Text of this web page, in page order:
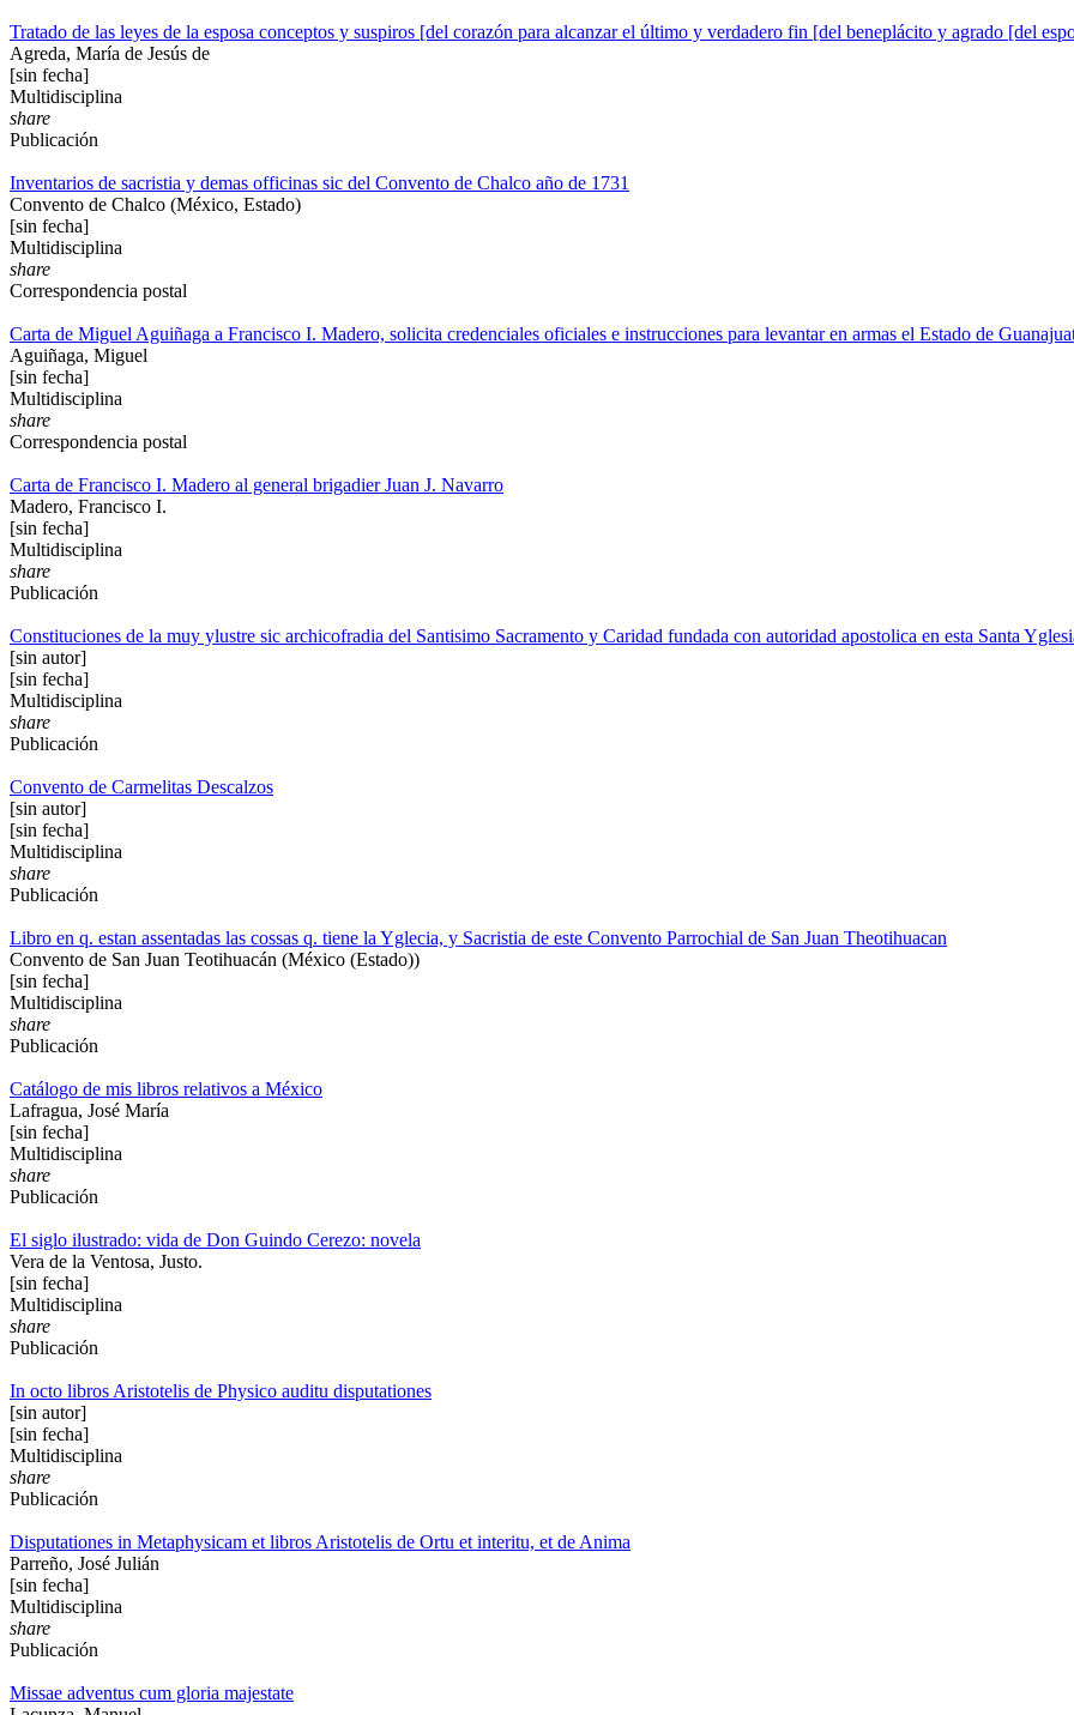
Tratado de las leyes de la esposa conceptos y suspiros [del corazón para alcanzar el último y verdadero fin [del beneplácito y agrado [del
Agreda, María de Jesús de
[sin fecha]
Multidisciplina
share
Publicación
Inventarios de sacristia y demas officinas sic del Convento de Chalco año de 1731
Convento de Chalco (México, Estado)
[sin fecha]
Multidisciplina
share
Correspondencia postal
Carta de Miguel Aguiñaga a Francisco I. Madero, solicita credenciales oficiales e instrucciones para levantar en armas el Estado de
Aguiñaga, Miguel
[sin fecha]
Multidisciplina
share
Correspondencia postal
Carta de Francisco I. Madero al general brigadier Juan J. Navarro
Madero, Francisco I.
[sin fecha]
Multidisciplina
share
Publicación
Constituciones de la muy ylustre sic archicofradia del Santisimo Sacramento y Caridad fundada con autoridad apostolica en esta Santa
[sin autor]
[sin fecha]
Multidisciplina
share
Publicación
Convento de Carmelitas Descalzos
[sin autor]
[sin fecha]
Multidisciplina
share
Publicación
Libro en q. estan assentadas las cossas q. tiene la Yglecia, y Sacristia de este Convento Parrochial de San Juan Theotihuacan
Convento de San Juan Teotihuacán (México (Estado))
[sin fecha]
Multidisciplina
share
Publicación
Catálogo de mis libros relativos a México
Lafragua, José María
[sin fecha]
Multidisciplina
share
Publicación
El siglo ilustrado: vida de Don Guindo Cerezo: novela
Vera de la Ventosa, Justo.
[sin fecha]
Multidisciplina
share
Publicación
In octo libros Aristotelis de Physico auditu disputationes
[sin autor]
[sin fecha]
Multidisciplina
share
Publicación
Disputationes in Metaphysicam et libros Aristotelis de Ortu et interitu, et de Anima
Parreño, José Julián
[sin fecha]
Multidisciplina
share
Publicación
Missae adventus cum gloria majestate